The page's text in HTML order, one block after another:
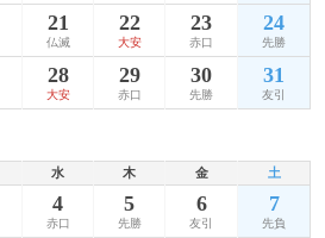
21
仏滅
22
大安
23
赤口
24
先勝
28
大安
29
赤口
30
先勝
31
友引
水 木 金 土
4
赤口
5
先勝
6
友引
7
先負